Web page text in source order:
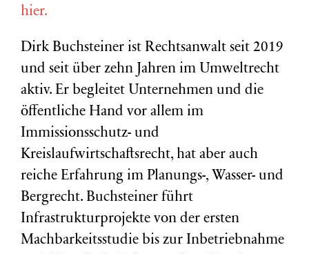
hier.
Dirk Buchsteiner ist Rechtsanwalt seit 2019
und seit über zehn Jahren im Umweltrecht
aktiv. Er begleitet Unternehmen und die
öffentliche Hand vor allem im
Immissionsschutz- und
Kreislaufwirtschaftsrecht, hat aber auch
reiche Erfahrung im Planungs-, Wasser- und
Bergrecht. Buchsteiner führt
Infrastrukturprojekte von der ersten
Machbarkeitsstudie bis zur Inbetriebnahme